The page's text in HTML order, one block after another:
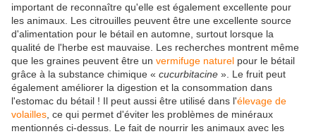
important de reconnaître qu'elle est également excellente pour
les animaux. Les citrouilles peuvent être une excellente source
d'alimentation pour le bétail en automne, surtout lorsque la
qualité de l'herbe est mauvaise. Les recherches montrent même
que les graines peuvent être un vermifuge naturel pour le bétail
grâce à la substance chimique « cucurbitacine ». Le fruit peut
également améliorer la digestion et la consommation dans
l'estomac du bétail ! Il peut aussi être utilisé dans l'élevage de
volailles , ce qui permet d'éviter les problèmes de minéraux
mentionnés ci-dessus. Le fait de nourrir les animaux avec les